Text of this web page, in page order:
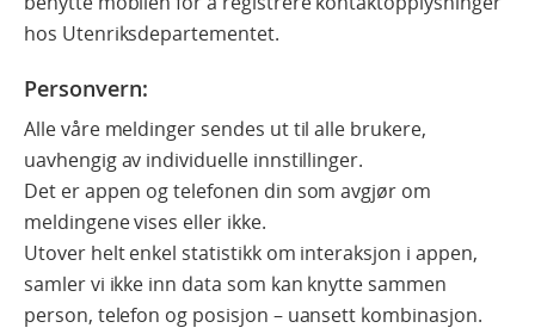
hos Utenriksdepartementet.
Personvern:
Alle våre meldinger sendes ut til alle brukere,
uavhengig av individuelle innstillinger.
Det er appen og telefonen din som avgjør om
meldingene vises eller ikke.
Utover helt enkel statistikk om interaksjon i appen,
samler vi ikke inn data som kan knytte sammen
person, telefon og posisjon – uansett kombinasjon.